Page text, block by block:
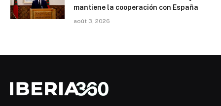
mantiene la cooperación con España
août 3, 2026